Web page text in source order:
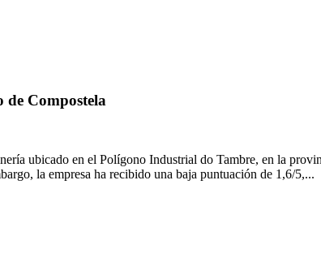
de Compostela
ubicado en el Polígono Industrial do Tambre, en la
la empresa ha recibido una baja puntuación de 1,6/5,...